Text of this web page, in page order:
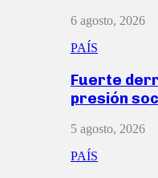
6 agosto, 2026
PAÍS
Fuerte
presión
5 agosto, 2026
PAÍS